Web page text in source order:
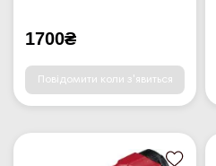
1700₴
Повідомити коли з'явиться